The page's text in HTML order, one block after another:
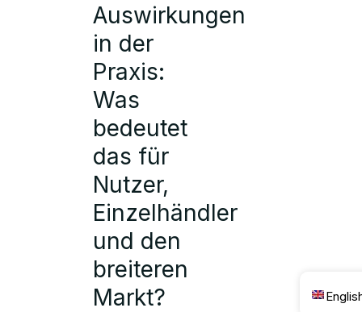
Auswirkungen
in der
Praxis:
Was
bedeutet
das für
Nutzer,
Einzelhändler
und den
breiteren
Markt?